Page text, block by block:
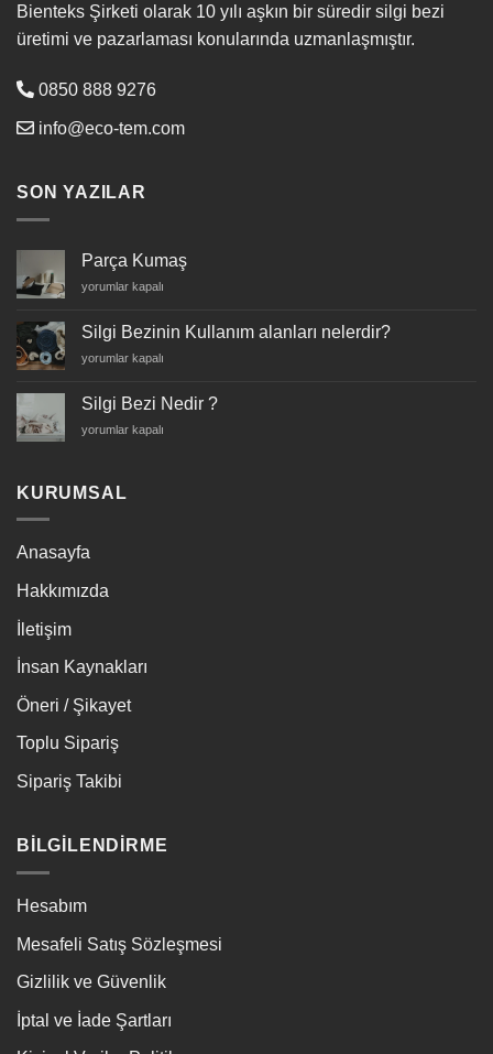
Bienteks Şirketi olarak 10 yılı aşkın bir süredir silgi bezi
üretimi ve pazarlaması konularında uzmanlaşmıştır.
0850 888 9276
info@eco-tem.com
SON YAZILAR
Parça Kumaş
Parça
için
yorumlar kapalı
Silgi Bezinin Kullanım alanları nelerdir?
Silgi
Kullanım
alanları
nelerdir?
yorumlar kapalı
Silgi Bezi Nedir ?
Silgi
?
için
yorumlar kapalı
KURUMSAL
Anasayfa
Hakkımızda
İletişim
İnsan Kaynakları
Öneri / Şikayet
Toplu Sipariş
Sipariş Takibi
BİLGİLENDİRME
Hesabım
Mesafeli Satış Sözleşmesi
Gizlilik ve Güvenlik
İptal ve İade Şartları